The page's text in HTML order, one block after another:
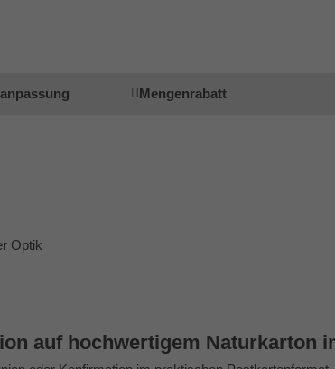
Mengenrabatt
Optik
auf hochwertigem Naturkarton